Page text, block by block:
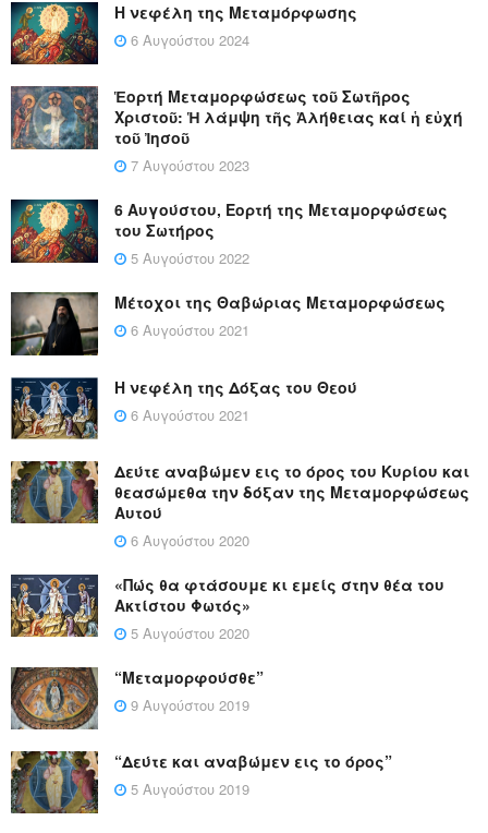
Η νεφέλη της Μεταμόρφωσης
6 Αυγούστου 2024
Ἑορτή Μεταμορφώσεως τοῦ Σωτῆρος
Χριστοῦ: Ἡ λάμψη τῆς Ἀλήθειας καί ἡ εὐχή
τοῦ Ἰησοῦ
7 Αυγούστου 2023
6 Αυγούστου, Εορτή της Μεταμορφώσεως
του Σωτήρος
5 Αυγούστου 2022
Μέτοχοι της Θαβώριας Μεταμορφώσεως
6 Αυγούστου 2021
Η νεφέλη της Δόξας του Θεού
6 Αυγούστου 2021
Δεύτε αναβώμεν εις το όρος του Κυρίου και
θεασώμεθα την δόξαν της Μεταμορφώσεως
Αυτού
6 Αυγούστου 2020
«Πώς θα φτάσουμε κι εμείς στην θέα του
Ακτίστου Φωτός»
5 Αυγούστου 2020
“Μεταμορφούσθε”
9 Αυγούστου 2019
“Δεύτε και αναβώμεν εις το όρος”
5 Αυγούστου 2019